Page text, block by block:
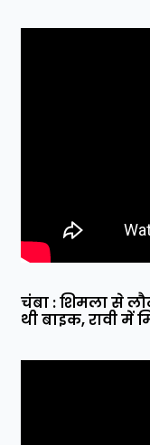
चंबा : शिमला से
थी बाइक, रावी में